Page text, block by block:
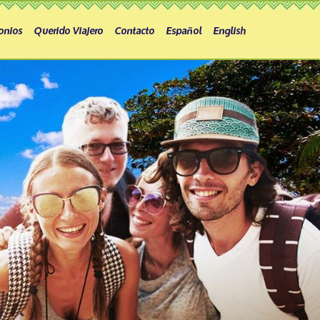
Querido Viajero Contacto Español English